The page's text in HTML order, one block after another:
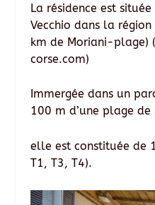
La résidence est
Vecchio dans la
km de Moriani-
corse.com)
Immergée dans un
100 m d’une plage de
elle est constituée de
T1, T3, T4).